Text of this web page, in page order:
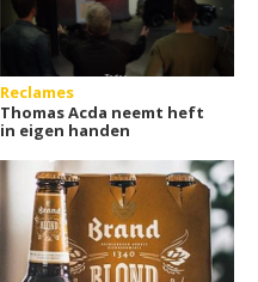
Reclames
Thomas Acda neemt heft
in eigen handen